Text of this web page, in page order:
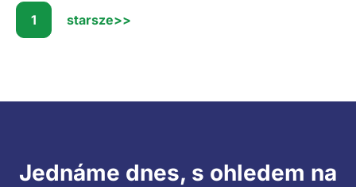
1 starsze>>
Jednáme dnes, s ohledem na